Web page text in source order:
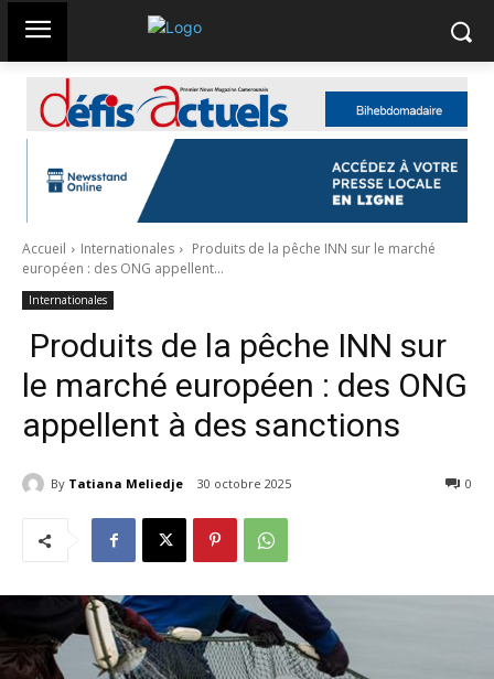
Accueil Internationales
Produits de la pêche INN sur le marché
européen : des ONG appellent...
Internationales
Produits de la pêche INN sur
le marché européen : des ONG
appellent à des sanctions
By Tatiana Meliedje 30 octobre 2025 0